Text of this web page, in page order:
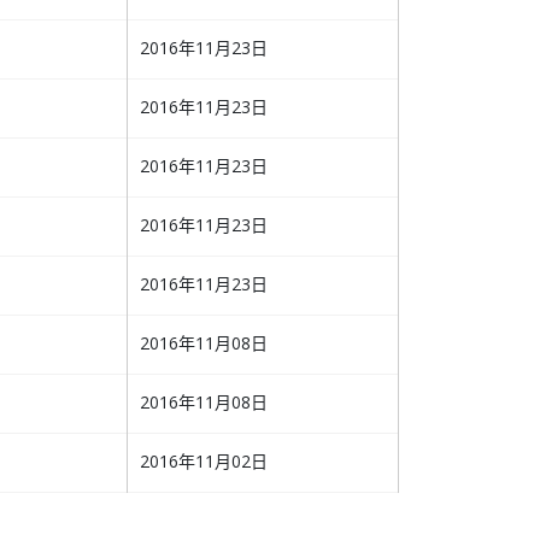
2016年11月23日
2016年11月23日
2016年11月23日
2016年11月23日
2016年11月23日
2016年11月08日
2016年11月08日
2016年11月02日